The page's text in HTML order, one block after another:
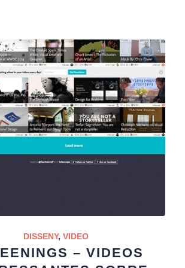
DISSENY, VIDEO
– VIDEOS